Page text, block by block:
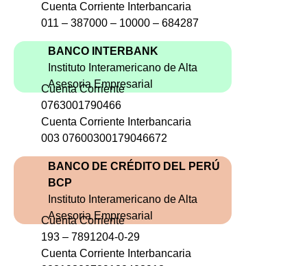
Cuenta Corriente Interbancaria
011 – 387000 – 10000 – 684287
BANCO INTERBANK
Instituto Interamericano de Alta
Asesoria Empresarial
Cuenta Corriente
0763001790466
Cuenta Corriente Interbancaria
003 07600300179046672
BANCO DE CRÉDITO DEL PERÚ
BCP
Instituto Interamericano de Alta
Asesoria Empresarial
Cuenta Corriente
193 – 7891204-0-29
Cuenta Corriente Interbancaria